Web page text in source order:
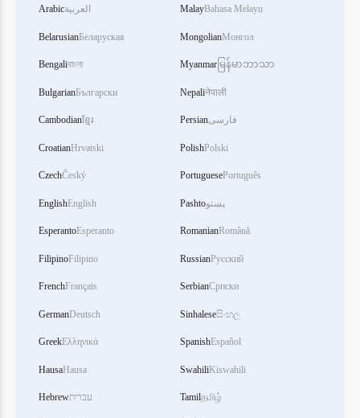
Arabicالعربية
BelarusianБеларуская
Bengaliবাংলা
BulgarianБългарски
Cambodianខ្មែរ
CroatianHrvatski
CzechČeský
EnglishEnglish
EsperantoEsperanto
FilipinoFilipino
FrenchFrançais
GermanDeutsch
GreekΕλληνικά
HausaHausa
Hebrewעברית
MalayBahasa Melayu
MongolianМонгол
Myanmar မြန်မာဘာသာ
Nepaliनेपाली
Persianفارسی
PolishPolski
PortuguesePortuguês
Pashtoپښتو
RomanianRomână
RussianРусский
SerbianСрпски
Sinhaleseසිංහල
SpanishEspañol
SwahiliKiswahili
Tamilதமிழ்